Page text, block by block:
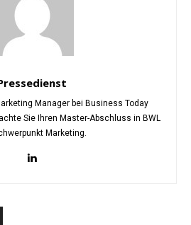
Manager bei Business Today
Sie Ihren Master-Abschluss in BWL
Marketing.